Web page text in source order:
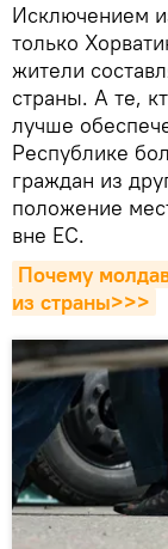
Исключением
только
жители
страны. А те,
лучше
Республике
граждан из
положение
вне ЕС.
Почему
из страны>>>